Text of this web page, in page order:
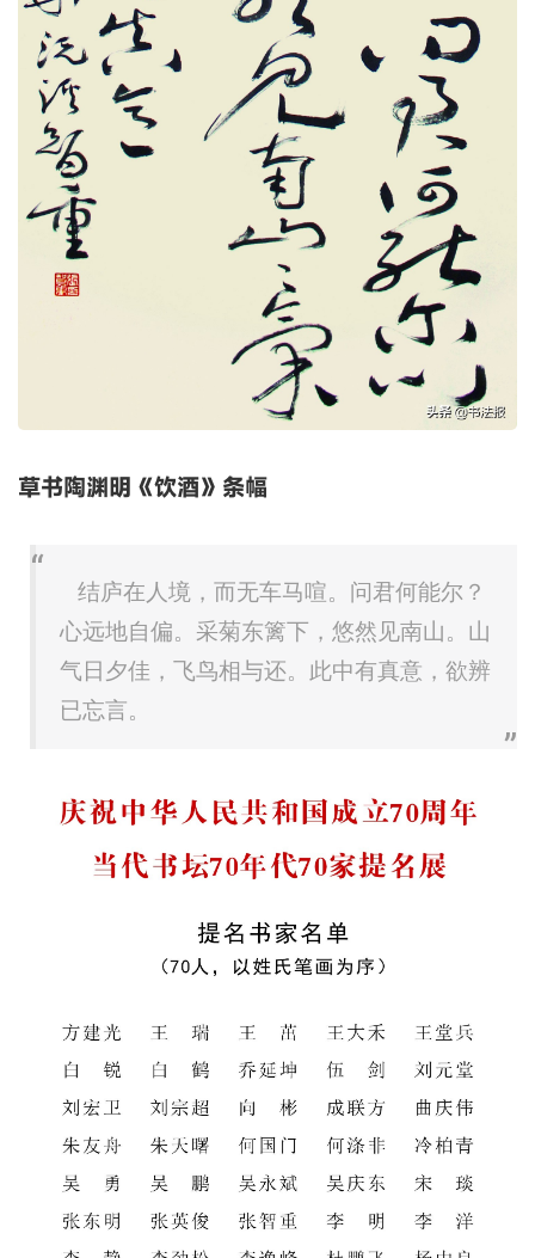
草书陶渊明《饮酒》条幅
结庐在人境，而无车马喧。问君何能尔？
心远地自偏。采菊东篱下，悠然见南山。山
气日夕佳，飞鸟相与还。此中有真意，欲辨
已忘言。